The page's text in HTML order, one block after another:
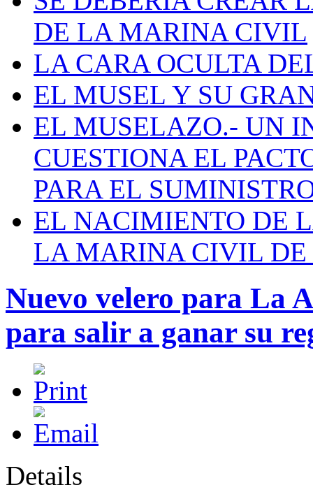
DE LA MARINA CIVIL
LA CARA OCULTA
EL MUSEL Y SU
EL MUSELAZO.- UN
CUESTIONA EL
PARA EL
EL NACIMIENTO DE
LA MARINA CIVIL DE
Nuevo velero para La
para salir a ganar su
Details